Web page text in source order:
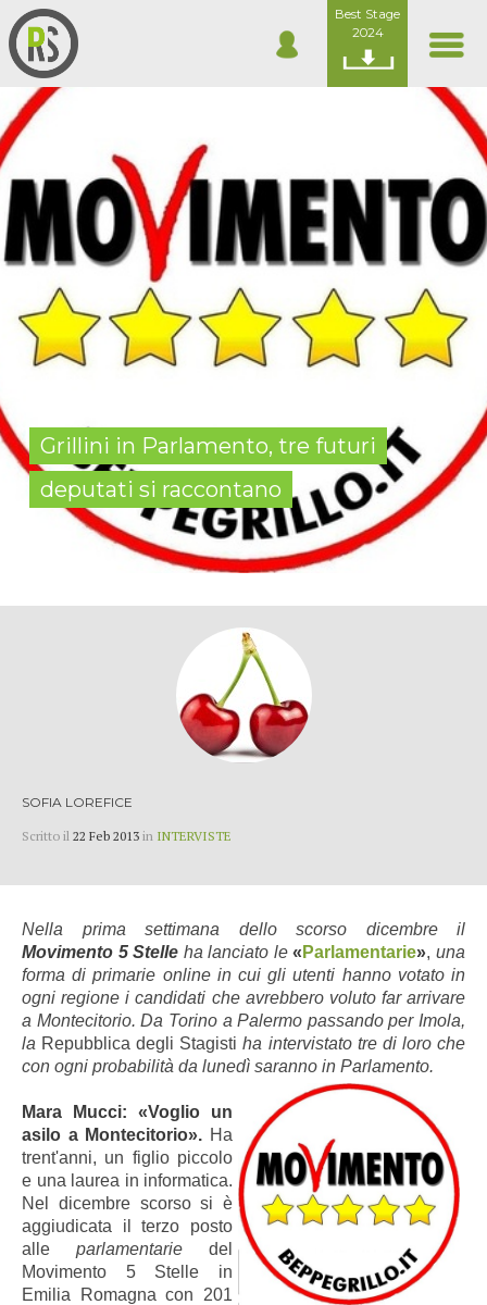
Best Stage
2024
Grillini in Parlamento, tre futuri
deputati si raccontano
SOFIA LOREFICE
Scritto il 22 Feb 2013 in INTERVISTE
Nella prima settimana dello scorso dicembre il
Movimento 5 Stelle ha lanciato le« Parlamentarie», una
forma di primarie online in cui gli utenti hanno votato in
ogni regione i candidati che avrebbero voluto far arrivare
a Montecitorio. Da Torino a Palermo passando per Imola,
la Repubblica degli Stagistiha intervistato tre di loro che
con ogni probabilità da lunedì saranno in Parlamento.
Mara Mucci: «Voglio un
asilo a Montecitorio». Ha
trent'anni, un figlio piccolo
e una laurea in informatica.
Nel dicembre scorso si è
aggiudicata il terzo posto
alle parlamentarie del
Movimento 5 Stelle in
Emilia Romagna con 201